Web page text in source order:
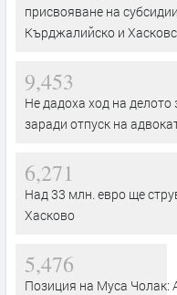
присвояване на
Кърджалийско и
9,453
Не дадоха ход на
заради отпуск на
6,271
Над 33 млн. евро ще
Хасково
5,476
Позиция на Муса Чолак: